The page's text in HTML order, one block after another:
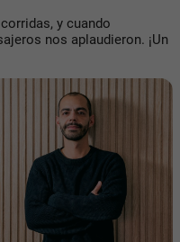
y cuando
nos aplaudieron. ¡Un